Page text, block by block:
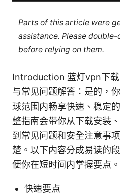
Parts of this article were
assistance. Please
before relying on them.
Introduction 蓝灯vpn下
与常见问题解答：是的，
球范围内畅享快速、稳定
整指南会带你从下载安装
到常见问题和安全注意事
楚。以下内容分成易读的
便你在短时间内掌握要点。
快速要点